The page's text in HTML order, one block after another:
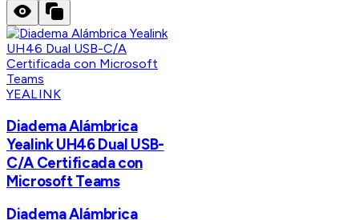
YEALINK
Diadema Alámbrica
Yealink UH46 Dual USB-
C/A Certificada con
Microsoft Teams
Diadema Alámbrica